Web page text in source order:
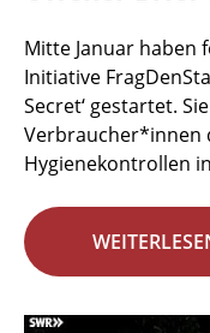
Mitte Januar haben
Initiative
Secret‘ gestartet.
Verbraucher*innen
Hygienekontrollen